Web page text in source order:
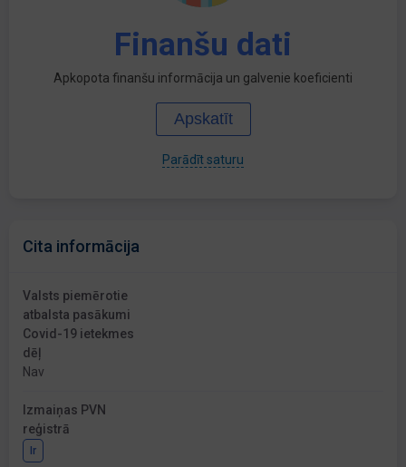
Finanšu dati
Apkopota finanšu informācija un galvenie koeficienti
Apskatīt
Parādīt saturu
Cita informācija
Valsts piemērotie
atbalsta pasākumi
Covid-19 ietekmes
dēļ
Nav
Izmaiņas PVN
reģistrā
Ir